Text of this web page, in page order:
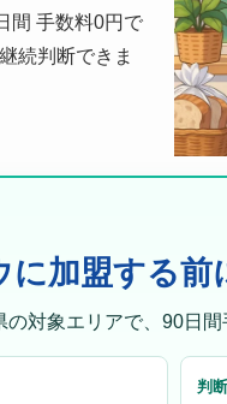
間 手数料0円で
続判断できま
に加盟する前
対象エリアで、90日
判